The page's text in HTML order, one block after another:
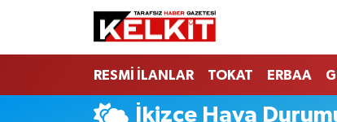
RESMİ İLANLAR TOKAT ERBAA
İkizce Hava